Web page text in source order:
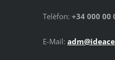
Telèfon: +34 000 00
E-Mail: